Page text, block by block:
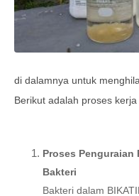
di dalamnya untuk
Berikut adalah proses kerja
Proses
Bakteri
Bakteri dalam